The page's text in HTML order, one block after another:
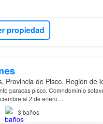
propiedad
Provincia de Pisco, Región de
paracas pisco. Comndominio
al 2 de enero…
3 baños